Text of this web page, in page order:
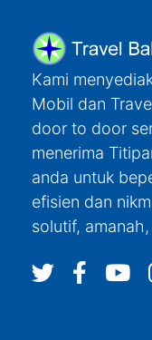
Kami
Mobil dan
door to door
menerima
anda untuk
efisien dan
solutif,